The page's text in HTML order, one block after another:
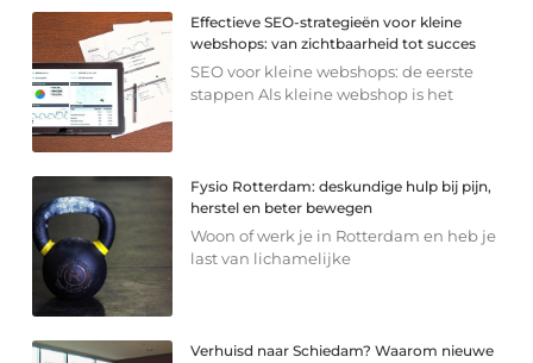
Effectieve SEO-strategieën voor kleine
webshops: van zichtbaarheid tot succes
SEO voor kleine webshops: de eerste
stappen Als kleine webshop is het
Fysio Rotterdam: deskundige hulp bij pijn,
herstel en beter bewegen
Woon of werk je in Rotterdam en heb je
last van lichamelijke
Verhuisd naar Schiedam? Waarom nieuwe